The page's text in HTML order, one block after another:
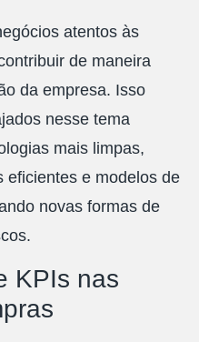
atentos às
de maneira
da empresa. Isso
nesse tema
mais limpas,
eficientes e modelos de
novas formas de
KPIs nas